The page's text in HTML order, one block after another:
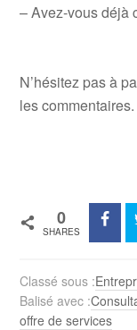
– Avez-vous déjà
N’hésitez pas à
les commentaires.
0
SHARES
Classé sous :
Balisé avec :
offre de services